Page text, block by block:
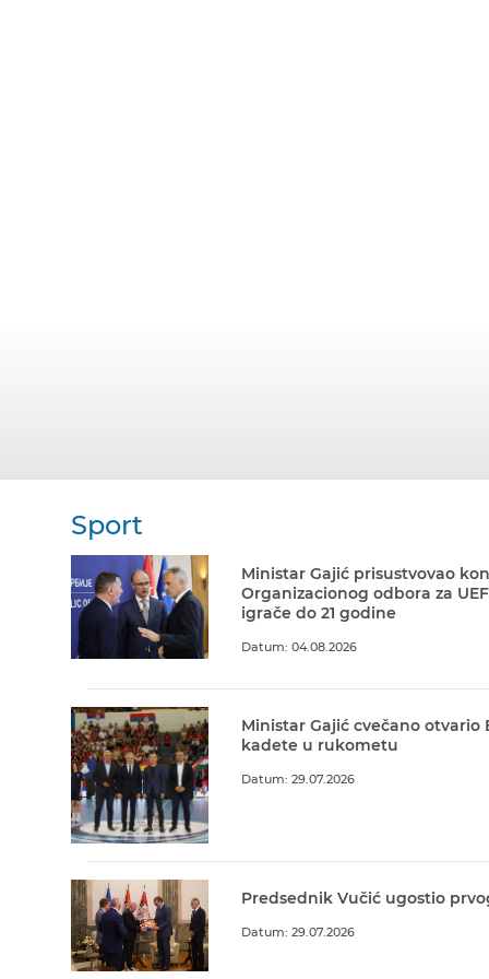
Sport
Ministar Gajić prisustvovao
Organizacionog odbora za
igrače do 21 godine
Datum: 04.08.2026
Ministar Gajić cvečano otvario
kadete u rukometu
Datum: 29.07.2026
Predsednik Vučić ugostio
Datum: 29.07.2026